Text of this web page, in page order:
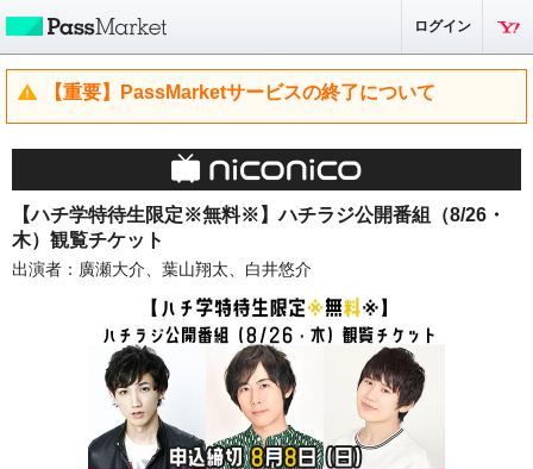
ログイン
【重要】PassMarketサービスの終了について
【ハチ学特待生限定※無料※】ハチラジ公開番組（8/26・
木）観覧チケット
出演者：廣瀬大介、葉山翔太、白井悠介